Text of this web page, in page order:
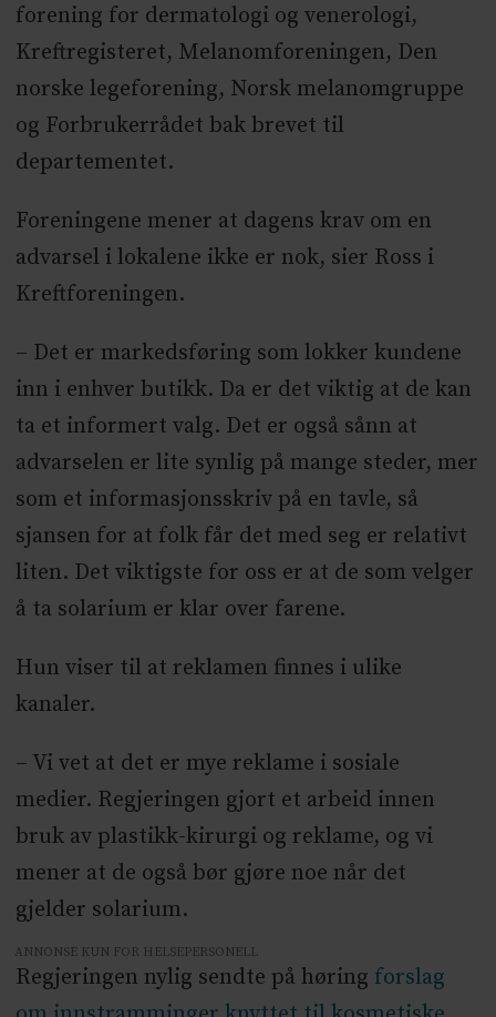
forening for dermatologi og venerologi,
Kreftregisteret, Melanomforeningen, Den
norske legeforening, Norsk melanomgruppe
og Forbrukerrådet bak brevet til
departementet.
Foreningene mener at dagens krav om en
advarsel i lokalene ikke er nok, sier Ross i
Kreftforeningen.
– Det er markedsføring som lokker kundene
inn i enhver butikk. Da er det viktig at de kan
ta et informert valg. Det er også sånn at
advarselen er lite synlig på mange steder, mer
som et informasjonsskriv på en tavle, så
sjansen for at folk får det med seg er relativt
liten. Det viktigste for oss er at de som velger
å ta solarium er klar over farene.
Hun viser til at reklamen finnes i ulike
kanaler.
– Vi vet at det er mye reklame i sosiale
medier. Regjeringen gjort et arbeid innen
bruk av plastikk-kirurgi og reklame, og vi
mener at de også bør gjøre noe når det
gjelder solarium.
ANNONSE KUN FOR HELSEPERSONELL
Regjeringen nylig sendte på høring forslag